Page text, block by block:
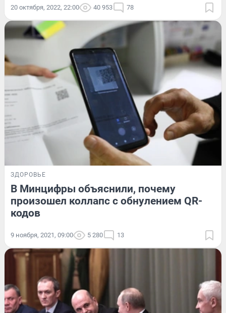
20 октября, 2022, 22:00 40 953 78
ЗДОРОВЬЕ
В Минцифры объяснили, почему
произошел коллапс с обнулением QR-
кодов
9 ноября, 2021, 09:00 5 280 13